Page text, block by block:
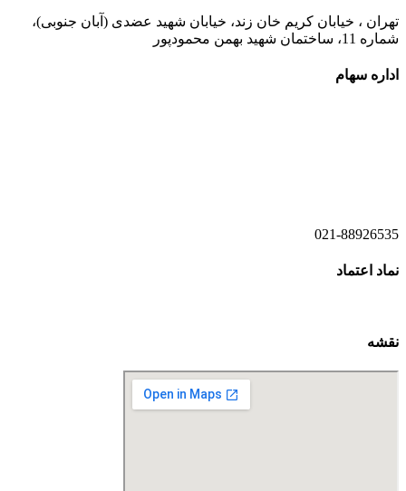
تهران ، خیابان کریم خان زند، خیابان شهید عضدی (آبان جنوبی)،
شماره 11، ساختمان شهید بهمن محمودپور
اداره سهام
021-88926535
نماد اعتماد
نقشه